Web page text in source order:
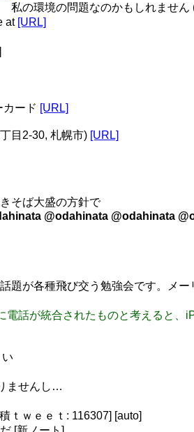
の環境の問題なのかもしれません
at [URL]
ード [URL]
目2-30, 札幌市) [URL]
そば大盛の方針で
@odahinata @odahinata
題が各種飛び交う勉強会です。メー
話が統合されたものと考えると
ませんし…
ｔｗｅｅｔ: 116307] [auto]